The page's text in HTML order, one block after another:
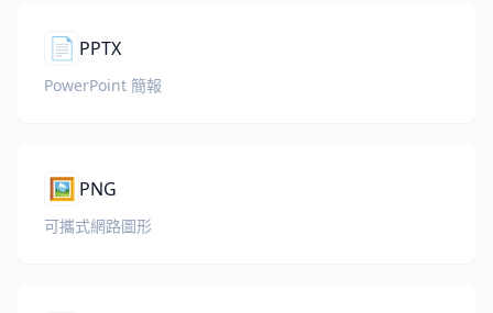
📄 PPTX
PowerPoint 簡報
🖼️ PNG
可攜式網路圖形